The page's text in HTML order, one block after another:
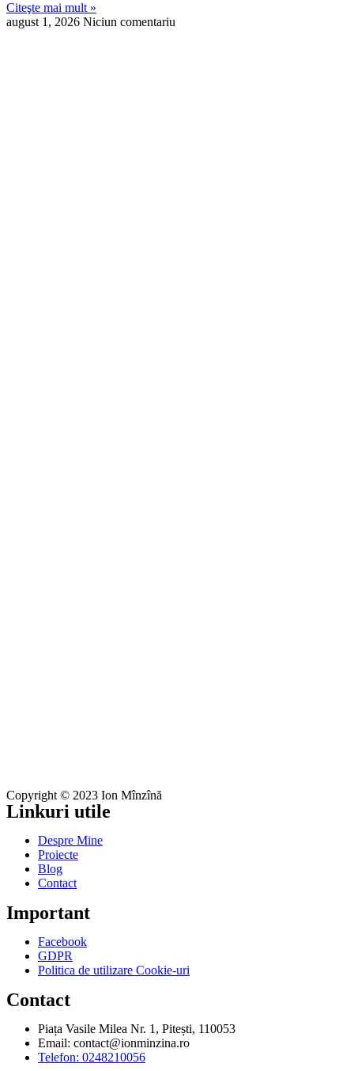
Citeşte mai mult »
august 1, 2026 Niciun comentariu
Copyright © 2023 Ion Mînzînă
Linkuri utile
Despre Mine
Proiecte
Blog
Contact
Important
Facebook
GDPR
Politica de utilizare Cookie-uri
Contact
Piața Vasile Milea Nr. 1, Pitești, 110053
Email: contact@ionminzina.ro
Telefon: 0248210056